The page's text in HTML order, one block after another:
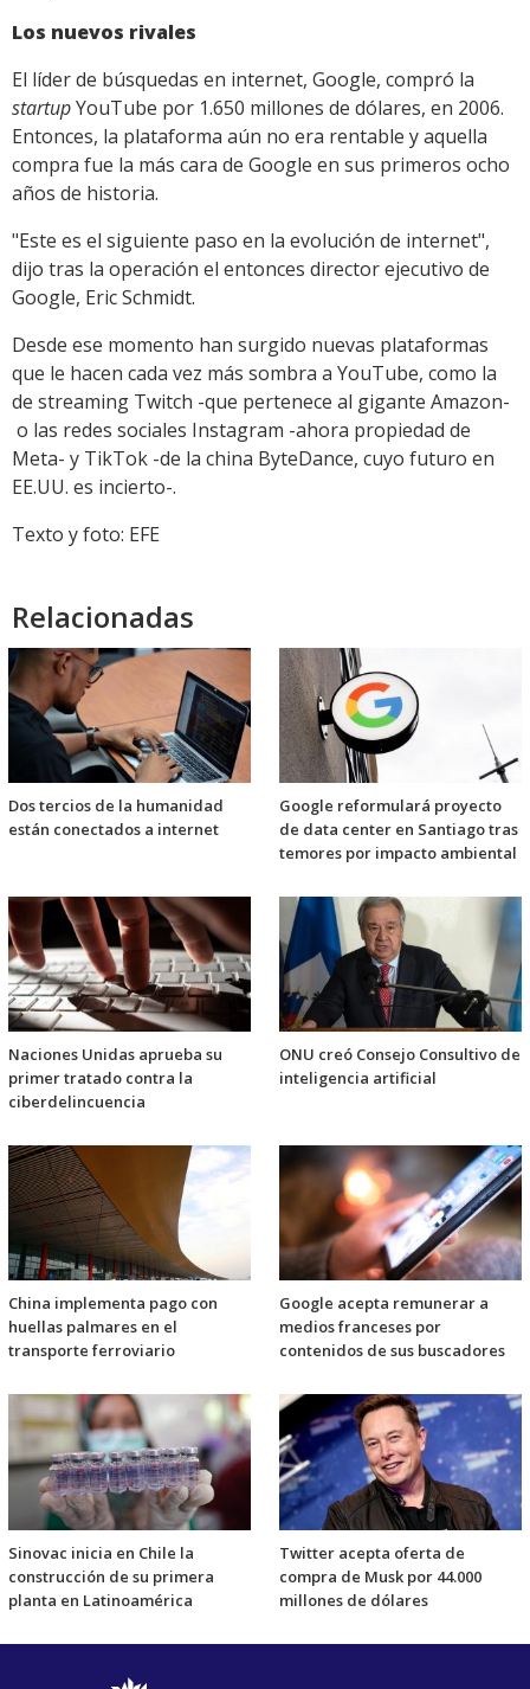
Los nuevos rivales
El líder de búsquedas en internet, Google, compró la
startupYouTube por 1.650 millones de dólares, en 2006.
Entonces, la plataforma aún no era rentable y aquella
compra fue la más cara de Google en sus primeros ocho
años de historia.
"Este es el siguiente paso en la evolución de internet",
dijo tras la operación el entonces director ejecutivo de
Google, Eric Schmidt.
Desde ese momento han surgido nuevas plataformas
que le hacen cada vez más sombra a YouTube, como la
de streaming Twitch -que pertenece al gigante Amazon-
o las redes sociales Instagram -ahora propiedad de
Meta- y TikTok -de la china ByteDance, cuyo futuro en
EE.UU. es incierto-.
Texto y foto: EFE
Relacionadas
Dos tercios de la humanidad
están conectados a internet
Google reformulará proyecto
de data center en Santiago tras
temores por impacto ambiental
Naciones Unidas aprueba su
primer tratado contra la
ciberdelincuencia
ONU creó Consejo Consultivo de
inteligencia artificial
China implementa pago con
huellas palmares en el
transporte ferroviario
Google acepta remunerar a
medios franceses por
contenidos de sus buscadores
Sinovac inicia en Chile la
construcción de su primera
planta en Latinoamérica
Twitter acepta oferta de
compra de Musk por 44.000
millones de dólares